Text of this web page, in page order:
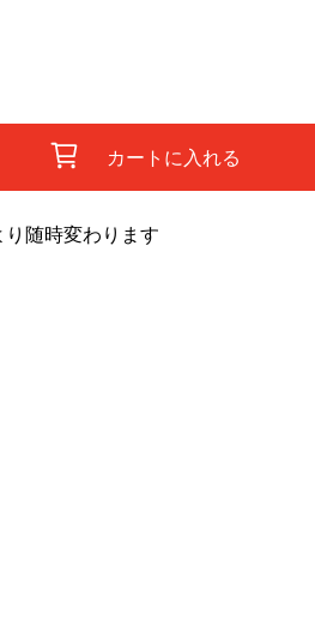
カートに入れる
随時変わります